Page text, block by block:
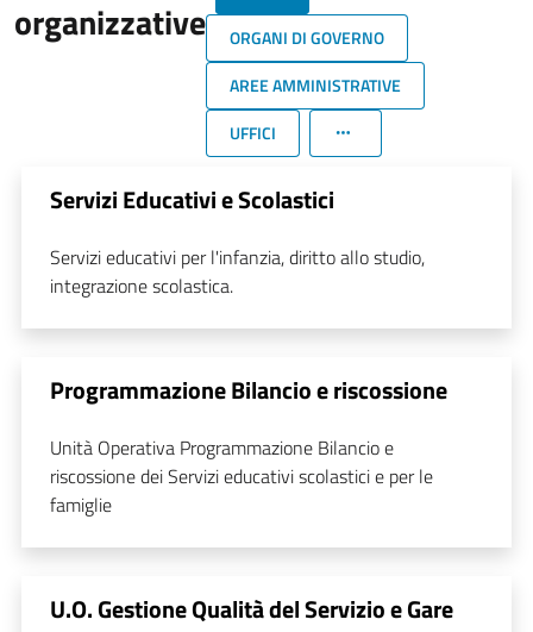
organizzative
ORGANI DI GOVERNO
AREE AMMINISTRATIVE
UFFICI
Servizi Educativi e Scolastici
Servizi educativi per l'infanzia, diritto allo studio,
integrazione scolastica.
Programmazione Bilancio e riscossione
Unità Operativa Programmazione Bilancio e
riscossione dei Servizi educativi scolastici e per le
famiglie
U.O. Gestione Qualità del Servizio e Gare